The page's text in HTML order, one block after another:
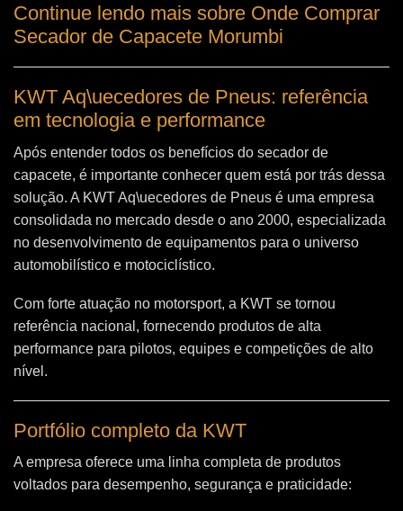
Continue lendo mais sobre Onde Comprar
Secador de Capacete Morumbi
KWT Aq\uecedores de Pneus: referência
em tecnologia e performance
Após entender todos os benefícios do secador de
capacete, é importante conhecer quem está por trás dessa
solução. A KWT Aq\uecedores de Pneus é uma empresa
consolidada no mercado desde o ano 2000, especializada
no desenvolvimento de equipamentos para o universo
automobilístico e motociclístico.
Com forte atuação no motorsport, a KWT se tornou
referência nacional, fornecendo produtos de alta
performance para pilotos, equipes e competições de alto
nível.
Portfólio completo da KWT
A empresa oferece uma linha completa de produtos
voltados para desempenho, segurança e praticidade: